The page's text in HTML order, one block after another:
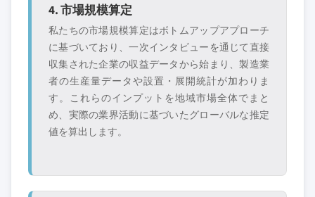
4. 市場規模算定
私たちの市場規模算定はボトムアップアプローチ
に基づいており、一次インタビューを通じて直接
収集された企業の収益データから始まり、製造業
者の生産量データや設置・展開統計が加わりま
す。これらのインプットを地域市場全体でまと
め、実際の業界活動に基づいたグローバルな推定
値を算出します。